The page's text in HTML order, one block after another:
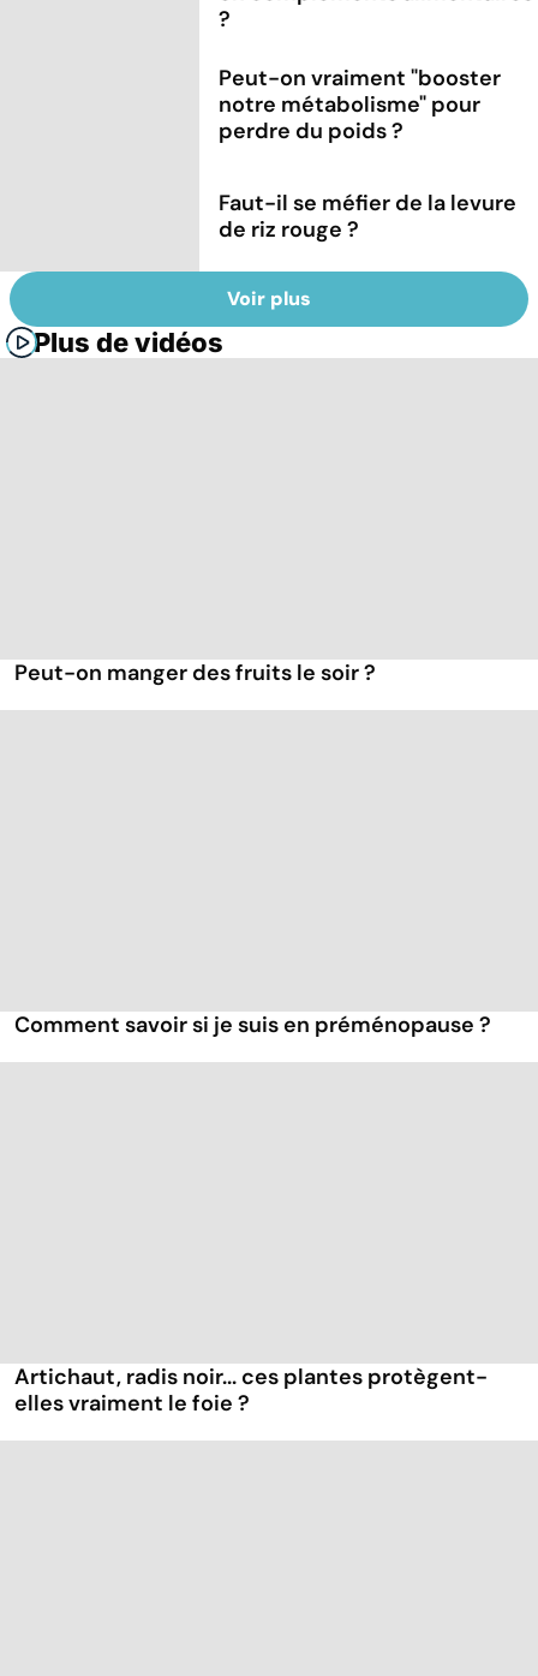
?
Peut-on vraiment "booster
notre métabolisme" pour
perdre du poids ?
Faut-il se méfier de la levure
de riz rouge ?
Voir plus
Plus de vidéos
Peut-on manger des fruits le soir ?
Comment savoir si je suis en préménopause ?
Artichaut, radis noir... ces plantes protègent-
elles vraiment le foie ?